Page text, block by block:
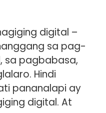
digital –
sa pag-
sa pagbabasa,
Hindi
pananalapi ay
digital. At